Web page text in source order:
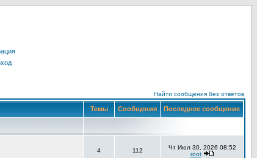
Найти сообщения без ответов
Темы Сообщения Последнее сообщение
4 112
Чт Июл 30, 2026 08:52
root